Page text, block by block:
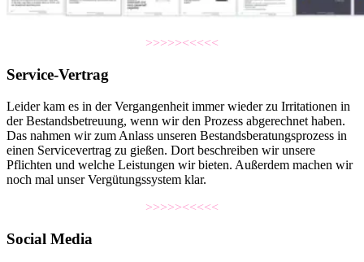
>>>>><<<<<
Service-Vertrag
Leider kam es in der Vergangenheit immer wieder zu Irritationen in
der Bestandsbetreuung, wenn wir den Prozess abgerechnet haben.
Das nahmen wir zum Anlass unseren Bestandsberatungsprozess in
einen Servicevertrag zu gießen. Dort beschreiben wir unsere
Pflichten und welche Leistungen wir bieten. Außerdem machen wir
noch mal unser Vergütungssystem klar.
>>>>><<<<<
Social Media